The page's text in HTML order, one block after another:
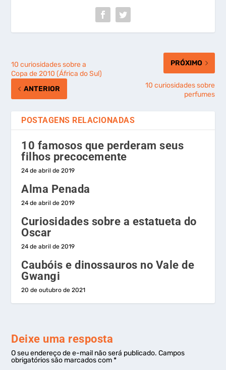
10 curiosidades sobre a
Copa de 2010 (África do Sul)
ANTERIOR
PRÓXIMO
10 curiosidades sobre
perfumes
POSTAGENS RELACIONADAS
10 famosos que perderam seus
filhos precocemente
24 de abril de 2019
Alma Penada
24 de abril de 2019
Curiosidades sobre a estatueta do
Oscar
24 de abril de 2019
Caubóis e dinossauros no Vale de
Gwangi
20 de outubro de 2021
Deixe uma resposta
O seu endereço de e-mail não será publicado. Campos
obrigatórios são marcados com*